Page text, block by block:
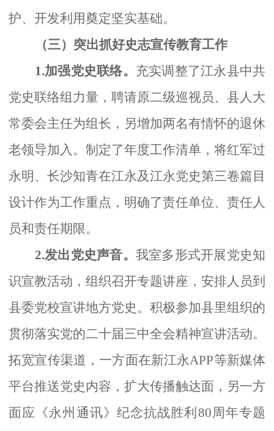
护、开发利用奠定坚实基础。
（三）突出抓好史志宣传教育工作
1.加强党史联络。 充实调整了江永县中共
党史联络组力量，聘请原二级巡视员、县人大
常委会主任为组长，另增加两名有情怀的退休
老领导加入。制定了年度工作清单，将红军过
永明、长沙知青在江永及江永党史第三卷篇目
设计作为工作重点，明确了责任单位、责任人
员和责任期限。
2.发出党史声音。 我室多形式开展党史知
识宣教活动，组织召开专题讲座，安排人员到
县委党校宣讲地方党史。积极参加县里组织的
贯彻落实党的二十届三中全会精神宣讲活动。
拓宽宣传渠道，一方面在新江永APP等新媒体
平台推送党史内容，扩大传播触达面，另一方
面应《永州通讯》纪念抗战胜利80周年专题